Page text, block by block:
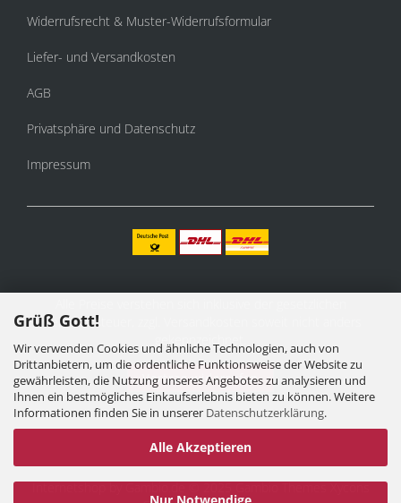
Grüß Gott!
Wir verwenden Cookies und ähnliche Technologien, auch von
Drittanbietern, um die ordentliche Funktionsweise der Website zu
gewährleisten, die Nutzung unseres Angebotes zu analysieren und
Ihnen ein bestmögliches Einkaufserlebnis bieten zu können. Weitere
Informationen finden Sie in unserer Datenschutzerklärung.
Alle Akzeptieren
Widerrufsrecht & Muster-Widerrufsformular
Liefer- und Versandkosten
AGB
Privatsphäre und Datenschutz
Impressum
Mehrwertsteuer, zzgl.
gekennzeichnet.
Vertrag widerrufen
Internetshopby Gambio.de © 2025 Gambio ThemesXycons